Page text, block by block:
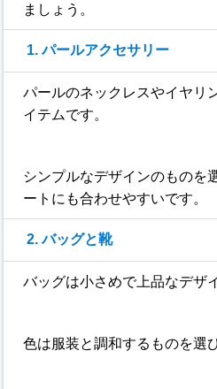
ましょう。
1. パールアクセサリー
パールのネックレスやイヤリ
イテムです。
シンプルなデザインのものを
ートにも合わせやすいです。
2. バッグと靴
バッグは小さめで上品なデザ
色は服装と調和するものを選